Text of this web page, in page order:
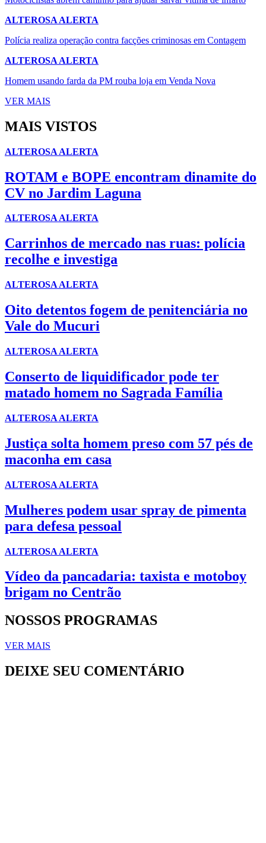
ALTEROSA ALERTA
Polícia realiza operação contra facções criminosas em Contagem
ALTEROSA ALERTA
Homem usando farda da PM rouba loja em Venda Nova
VER MAIS
MAIS VISTOS
ALTEROSA ALERTA
ROTAM e BOPE encontram dinamite do
CV no Jardim Laguna
ALTEROSA ALERTA
Carrinhos de mercado nas ruas: polícia
recolhe e investiga
ALTEROSA ALERTA
Oito detentos fogem de penitenciária no
Vale do Mucuri
ALTEROSA ALERTA
Conserto de liquidificador pode ter
matado homem no Sagrada Família
ALTEROSA ALERTA
Justiça solta homem preso com 57 pés de
maconha em casa
ALTEROSA ALERTA
Mulheres podem usar spray de pimenta
para defesa pessoal
ALTEROSA ALERTA
Vídeo da pancadaria: taxista e motoboy
brigam no Centrão
NOSSOS PROGRAMAS
VER MAIS
DEIXE SEU COMENTÁRIO